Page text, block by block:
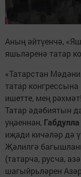
Аның әйтүенчә,
яшьләренә татар
«Татарстан
татар
ишетте, мең
Татар әдәбиятын
уңаеннан,
иҗади кичәләр дә
Җәлилгә
(татарча, русча,
шагыйрьләрен